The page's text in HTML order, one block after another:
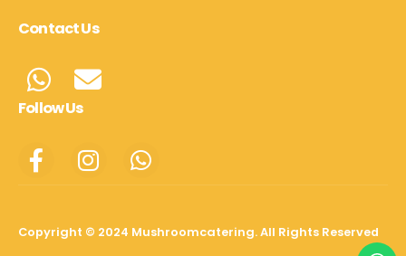
Contact Us
Follow Us
Copyright © 2024 Mushroomcatering. All Rights Reserved